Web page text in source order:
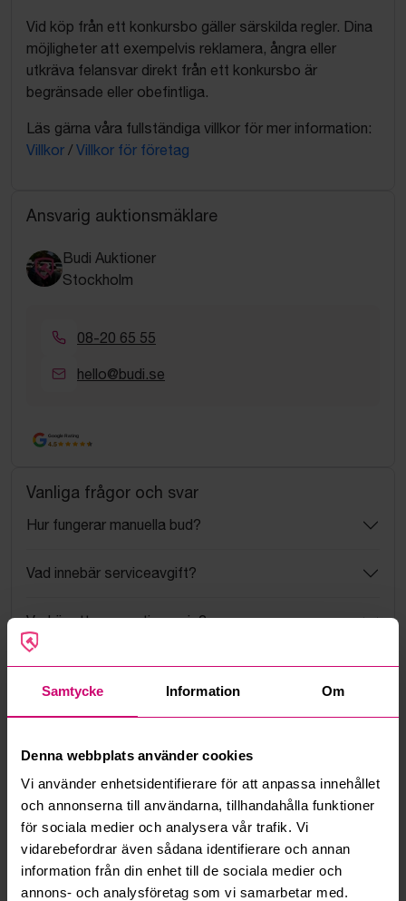
Samtycke Information Om
Denna webbplats använder cookies
Vi använder enhetsidentifierare för att anpassa innehållet
och annonserna till användarna, tillhandahålla funktioner
för sociala medier och analysera vår trafik. Vi
vidarebefordrar även sådana identifierare och annan
information från din enhet till de sociala medier och
annons- och analysföretag som vi samarbetar med.
Vid köp från ett konkursbo gäller särskilda regler. Dina
möjligheter att exempelvis reklamera, ångra eller
utkräva felansvar direkt från ett konkursbo är
begränsade eller obefintliga.
Läs gärna våra fullständiga villkor för mer information:
Villkor / Villkor för företag
Ansvarig auktionsmäklare
Budi Auktioner
Stockholm
08-20 65 55
hello@budi.se
Google Rating
4.5
Vanliga frågor och svar
Hur fungerar manuella bud?
Vad innebär serviceavgift?
Vad är ett reservationspris?
Hur fungerar maxbud?
Hur fungerar budmotorn?
Kan jag ångra ett bud?
Kan ni frakta mina vunna objekt?
Läs fler frågor och svar